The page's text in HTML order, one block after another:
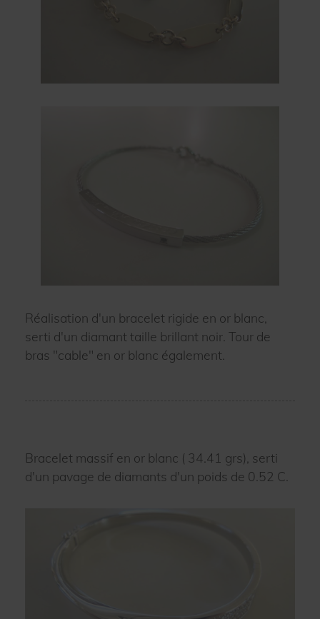
Réalisation d'un bracelet rigide en or blanc,
serti d'un diamant taille brillant noir. Tour de
bras "cable" en or blanc également.
Bracelet massif en or blanc ( 34.41 grs), serti
d'un pavage de diamants d'un poids de 0.52 C.